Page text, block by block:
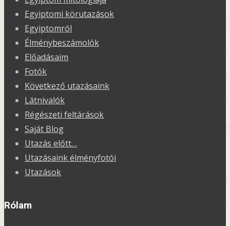
Egyiptomi körutazások
Egyiptomról
Élménybeszámolók
Előadásaim
Fotók
Következő utazásaink
Látnivalók
Régészeti feltárások
Saját Blog
Utazás előtt…
Utazásaink élményfotói
Utazások
Rólam